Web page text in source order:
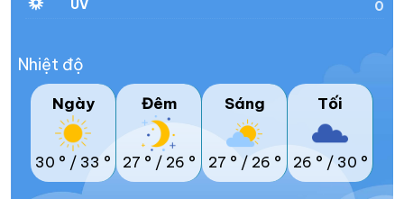
UV
0
Nhiệt độ
Ngày
30 ° / 33 °
Đêm
27 ° / 26 °
Sáng
27 ° / 26 °
Tối
26 ° / 30 °